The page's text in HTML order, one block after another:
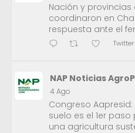
Nación y provincias
coordinaron en
respuesta ante el
Twitter
NAP Noticias
4 Ago
Congreso
suelo es el 1er
una agricultura